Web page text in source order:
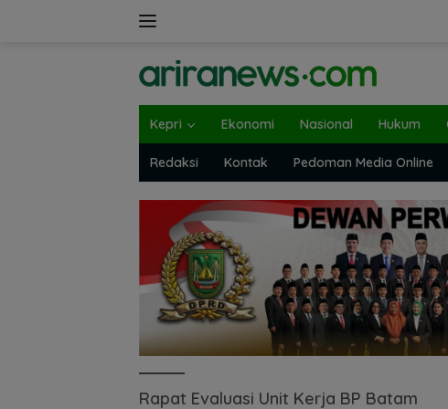
Kepri Ekonomi Nasional Hukum
Redaksi Kontak Pedoman Media Online
Rapat Evaluasi Unit Kerja BP Batam